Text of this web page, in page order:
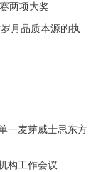
两项大奖
月品质本源的执
一麦芽威士忌东方
构工作会议